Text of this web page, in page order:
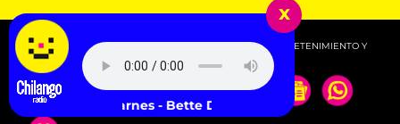
© 2026 SOPITAS.COM - MÚSICA, NOTICIAS, DEPORTES, ENTRETENIMIENTO Y
MÁS!.
x
Kim Carnes - Bette Davis Eyes